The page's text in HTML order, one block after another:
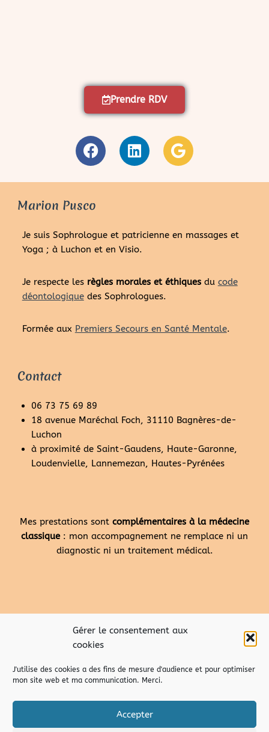
Gérer le consentement aux
cookies
J'utilise des cookies a des fins de mesure d'audience et pour optimiser
mon site web et ma communication. Merci.
Accepter
Prendre RDV
Marion Pusco
Je suis Sophrologue et patricienne en massages et
Yoga ; à Luchon et en Visio.
Je respecte les règles morales et éthiquesdu code
déontologiquedes Sophrologues.
Formée aux Premiers Secours en Santé Mentale.
Contact
06 73 75 69 89
18 avenue Maréchal Foch, 31110 Bagnères-de-
Luchon
à proximité de Saint-Gaudens, Haute-Garonne,
Loudenvielle, Lannemezan, Hautes-Pyrénées
Mes prestations sont complémentaires à la médecine
classique : mon accompagnement ne remplace ni un
diagnostic ni un traitement médical.